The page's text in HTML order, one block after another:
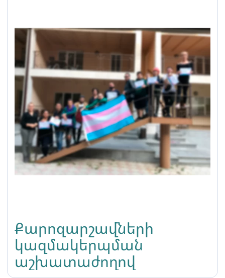
Քարոզարշավների
կազմակերպման
աշխատաժողով